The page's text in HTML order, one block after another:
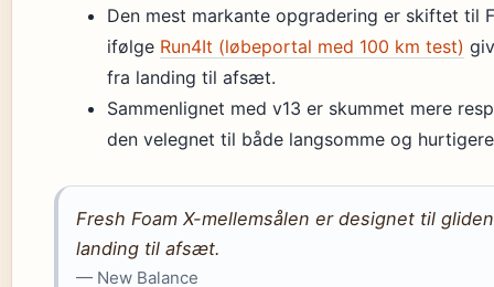
Den mest markante opgradering er skiftet til
ifølge Run4It (løbeportal med 100 km test)
fra landing til afsæt.
Sammenlignet med v13 er skummet mere
den velegnet til både langsomme og
Fresh Foam X-mellemsålen er designet til
landing til afsæt.
— New Balance